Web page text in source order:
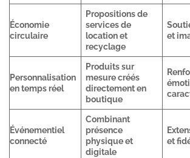
Économie
circulaire
Propositions de
services de
location et
recyclage
et
Personnalisation
en temps réel
Produits sur
mesure créés
directement en
boutique
Événementiel
connecté
Combinant
présence
physique et
digitale
et